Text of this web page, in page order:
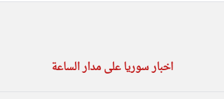
اخبار سوريا على مدار الساعة